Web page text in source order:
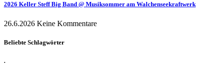
2026 Keller Steff Big Band @ Musiksommer am Walchenseekraftwerk
26.6.2026 Keine Kommentare
Beliebte Schlagwörter
.